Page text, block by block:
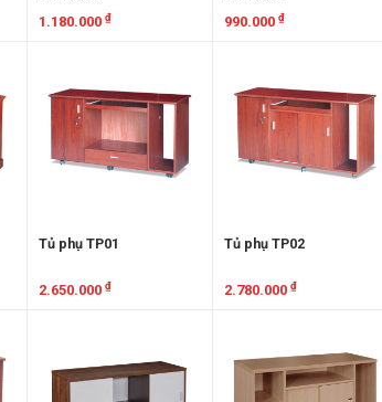
1.180.000 ₫
990.000₫
Tủ phụ TP01
2.650.000 ₫
Tủ phụ TP02
2.780.000₫